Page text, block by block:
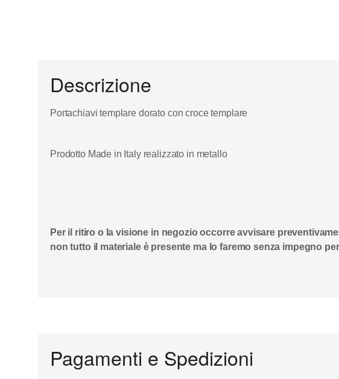
Descrizione
Portachiavi templare dorato con croce templare
Prodotto Made in Italy realizzato in metallo
Per il ritiro o la visione in negozio occorre avvisare
non tutto il materiale è presente ma lo faremo senza impegno
Pagamenti e Spedizioni